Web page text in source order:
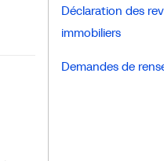
Déclaration des
immobiliers
Demandes de